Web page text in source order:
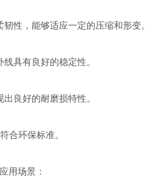
，能够适应一定的压缩和形变。
具有良好的稳定性。
良好的耐磨损特性。
环保标准。
用场景：